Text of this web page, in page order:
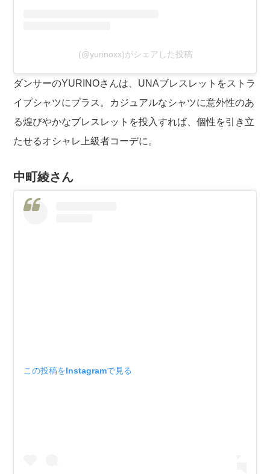
(@yurinoxx)がシェアした投稿
ダンサーのYURINOさんは、UNAブレスレットをストラ
イプシャツにプラス。カジュアルなシャツに意外性のあ
る煌びやかなブレスレットを投入すれば、個性を引き立
たせるオシャレ上級者コーデに。
中町綾さん
この投稿をInstagramで見る